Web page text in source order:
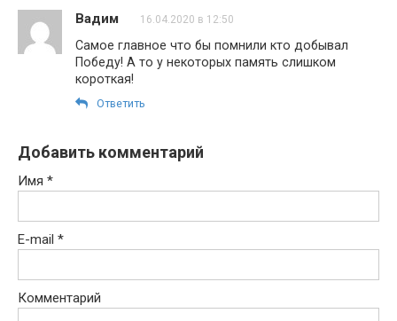
Вадим 16.04.2020 в 12:50
Самое главное что бы помнили кто добывал
Победу! А то у некоторых память слишком
короткая!
Ответить
Добавить комментарий
Имя *
E-mail *
Комментарий